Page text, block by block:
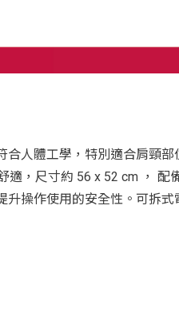
人體工學，特別適合肩頸
，尺寸約 56 x 52 cm ，
升操作使用的安全性。可拆